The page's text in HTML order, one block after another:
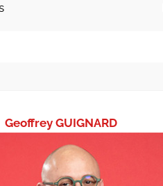
Geoffrey GUIGNARD